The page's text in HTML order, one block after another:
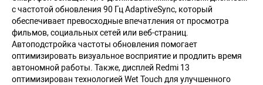
с частотой обновления 90 Гц AdaptiveSync, который
обеспечивает превосходные впечатления от просмотра
фильмов, социальных сетей или веб-страниц.
Автоподстройка частоты обновления помогает
оптимизировать визуальное восприятие и продлить время
автономной работы. Также, дисплей Redmi 13
оптимизирован технологией Wet Touch для улучшенного